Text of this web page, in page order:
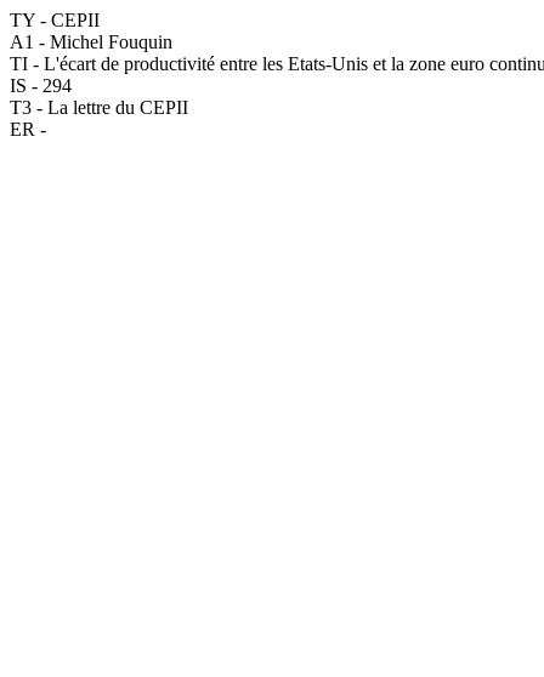
TY - CEPII
A1 - Michel Fouquin
TI - L'écart de productivité entre les Etats-Unis et la zone euro
IS - 294
T3 - La lettre du CEPII
ER -